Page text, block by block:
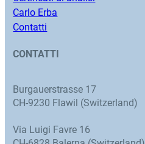
Carlo Erba
Contatti
CONTATTI
Burgauerstrasse 17
CH-9230 Flawil (Switzerland)
Via Luigi Favre 16